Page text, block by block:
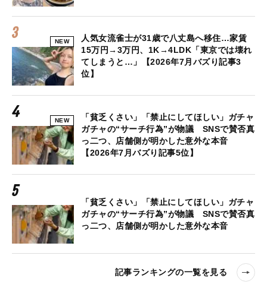
NEW
人気女流雀士が31歳で八丈島へ移住…家賃
15万円→3万円、1K→4LDK「東京では壊れ
てしまうと…」【2026年7月バズり記事3
位】
NEW
「貧乏くさい」「禁止にしてほしい」ガチャ
ガチャの“サーチ行為”が物議 SNSで賛否真
っ二つ、店舗側が明かした意外な本音
【2026年7月バズり記事5位】
「貧乏くさい」「禁止にしてほしい」ガチャ
ガチャの“サーチ行為”が物議 SNSで賛否真
っ二つ、店舗側が明かした意外な本音
記事ランキングの一覧を見る